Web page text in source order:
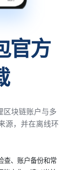
官方
块链账户与多
源，并在离线环
查、账户备份和常